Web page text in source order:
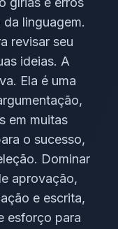
linguagem.
revisar seu
ideias. A
Ela é uma
em muitas
o sucesso,
Dominar
aprovação,
e escrita,
esforço para